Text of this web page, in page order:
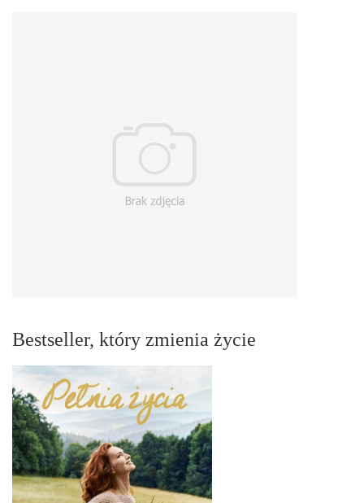
Bestseller, który zmienia życie